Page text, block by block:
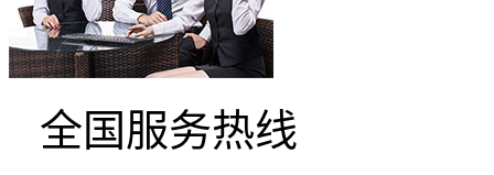
全国服务热线